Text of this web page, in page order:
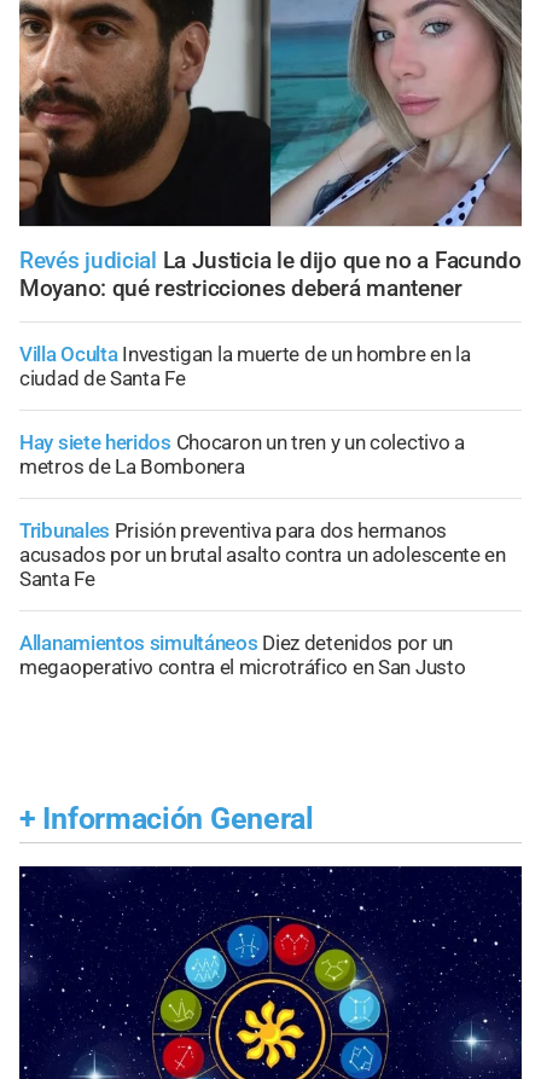
Revés judicial La Justicia le dijo que no a Facundo
Moyano: qué restricciones deberá mantener
Villa Oculta Investigan la muerte de un hombre en la
ciudad de Santa Fe
Hay siete heridos Chocaron un tren y un colectivo a
metros de La Bombonera
Tribunales Prisión preventiva para dos hermanos
acusados por un brutal asalto contra un adolescente en
Santa Fe
Allanamientos simultáneos Diez detenidos por un
megaoperativo contra el microtráfico en San Justo
+ Información General